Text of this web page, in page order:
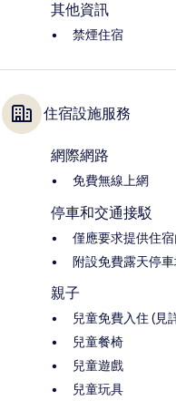
其他資訊
禁煙住宿
住宿設施服務
網際網路
免費無線上網
停車和交通接駁
僅應要求提供住
附設免費露天停
親子
兒童免費入住 (見
兒童餐椅
兒童遊戲
兒童玩具